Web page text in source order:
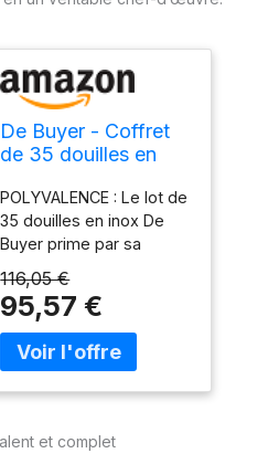
De Buyer - Coffret
de 35 douilles en
adaptateurs - 30 x
24 cm - Inox de
Qualité
Professionnelle,
Soudure pour
Hygiène Parfaite,
S'Adaptent aux
Poches Pâtissières
POLYVALENCE : Le lot de
35 douilles en inox De
Buyer prime par sa
à bûche, à petits fours, à
Rose, à garnir ou
cannelée… Vous aurez le
choix pour réaliser
douilles sont réalisées
116,05 €
95,57 €
et complet